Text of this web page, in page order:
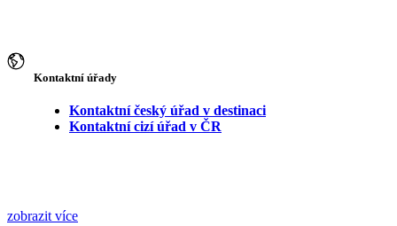
Kontaktní úřady
Kontaktní český úřad v destinaci
Kontaktní cizí úřad v ČR
zobrazit více